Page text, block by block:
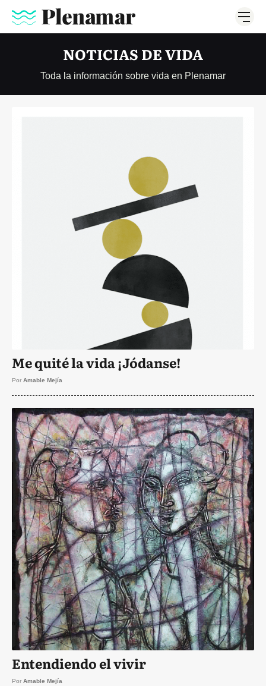
NOTICIAS DE VIDA
Toda la información sobre vida en Plenamar
Me quité la vida ¡Jódanse!
Por Amable Mejía
Entendiendo el vivir
Por Amable Mejía